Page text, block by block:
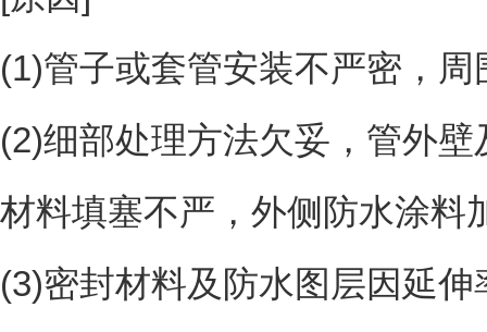
(1)管子或套管安装不严密，
(2)细部处理方法欠妥，管外
材料填塞不严，外侧防水涂料
(3)密封材料及防水图层因延